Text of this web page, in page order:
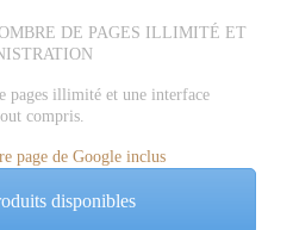
DE PAGES ILLIMITÉ ET
pages illimité et une interface
compris.
page de Google inclus
disponibles